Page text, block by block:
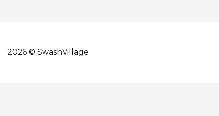
2026 © SwashVillage